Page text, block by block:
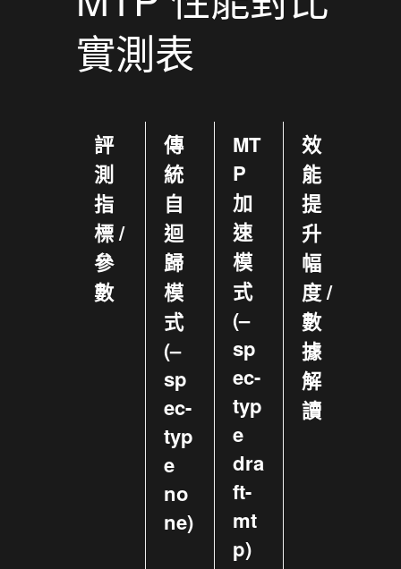
實測表
評
測
指
標 /
參
數
傳
統
自
迴
歸
模
式
(–
sp
ec-
typ
e
no
ne)
MT
P
加
速
模
式
(–
sp
ec-
typ
e
dra
ft-
mt
p)
效
能
提
升
幅
度 /
數
據
解
讀